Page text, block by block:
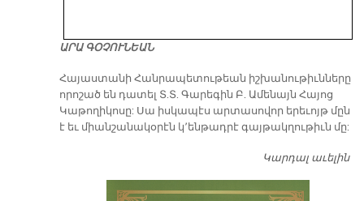
ԱՐԱ ԳՕՉՈՒՆԵԱՆ
​Հայաստանի Հանրապետութեան իշխանութիւնները
որոշած են դատել Տ.Տ. Գարեգին Բ. Ամենայն Հայոց
Կաթողիկոսը: Սա իսկապէս արտասովոր երեւոյթ մըն
է եւ միանշանակօրէն կ՚ենթադրէ գայթակղութիւն մը:
Կարդալ աւելին